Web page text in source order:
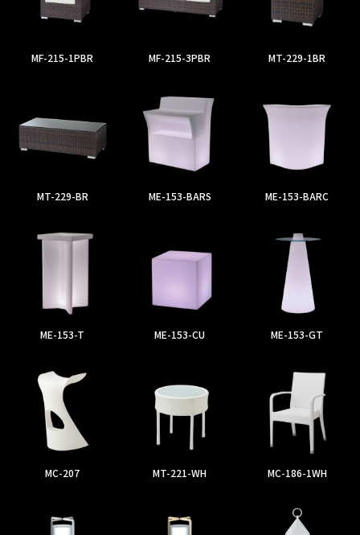
MF-215-1PBR MF-215-3PBR MT-229-1BR
MT-229-BR ME-153-BARS ME-153-BARC
ME-153-T ME-153-CU ME-153-GT
MC-207 MT-221-WH MC-186-1WH